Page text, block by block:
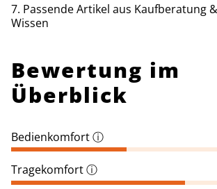
Passende Artikel aus Kaufberatung
Wissen
Bewertung im
Überblick
Bedienkomfortⓘ
Tragekomfortⓘ